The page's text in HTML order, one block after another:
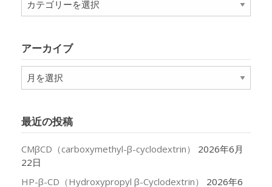
テ
ー
アーカイブ
ア
ー
ブ
最近の投稿
CMβCD（carboxymethyl-β-cyclodextrin）
2026年6月
22日
HP-β-CD（Hydroxypropyl β-Cyclodextrin）
2026年6